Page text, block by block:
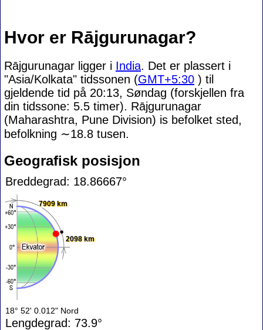
Hvor er Rājgurunagar?
Rājgurunagar ligger i India. Det er plassert i
"Asia/Kolkata" tidssonen (GMT+5:30 ) til
gjeldende tid på 20:13, Søndag (forskjellen fra
din tidssone: 5.5 timer). Rājgurunagar
(Maharashtra, Pune Division) is befolket sted,
befolkning ∼18.8 tusen.
Geografisk posisjon
Breddegrad: 18.86667°
7909 km
2098 km
18° 52' 0.012" Nord
Lengdegrad: 73.9°